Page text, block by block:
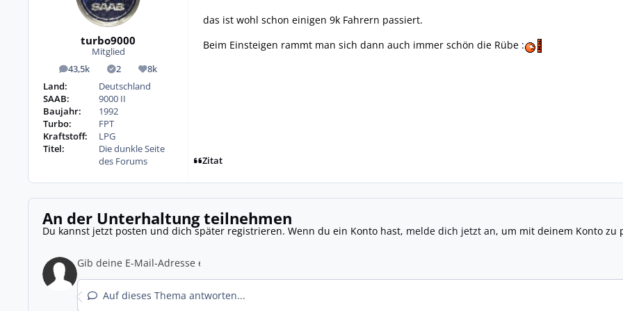
turbo9000
Mitglied
43,5k
Beiträge 2
Lösungen
8k
Reputation
Land:
Deutschland
SAAB:
9000 II
Baujahr:
1992
Turbo:
FPT
Kraftstoff:
LPG
Titel:
Die dunkle Seite
des Forums
das ist wohl schon einigen 9k Fahrern passiert.
Beim Einsteigen rammt man sich dann auch immer schön die Rübe :
Zitat
An der Unterhaltung teilnehmen
Du kannst jetzt posten und dich später registrieren. Wenn du ein Konto hast, melde dich jetzt an, um mit deinem Konto zu
Auf dieses Thema antworten...